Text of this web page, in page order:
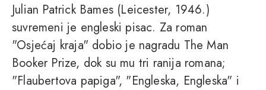
Julian Patrick Bames (Leicester, 1946.)
suvremeni je engleski pisac. Za roman
"Osjećaj kraja" dobio je nagradu The Man
Booker Prize, dok su mu tri ranija romana;
"Flaubertova papiga", "Engleska, Engleska" i